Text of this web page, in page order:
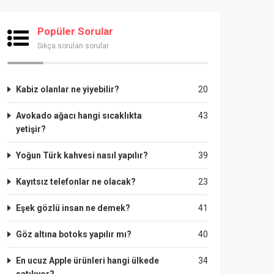
Popüler Sorular
Sıkça sorulan sorular
20
Kabiz olanlar ne yiyebilir?
43
Avokado ağacı hangi sıcaklıkta
yetişir?
39
Yoğun Türk kahvesi nasıl yapılır?
23
Kayıtsız telefonlar ne olacak?
41
Eşek gözlü insan ne demek?
40
Göz altına botoks yapılır mı?
34
En ucuz Apple ürünleri hangi ülkede